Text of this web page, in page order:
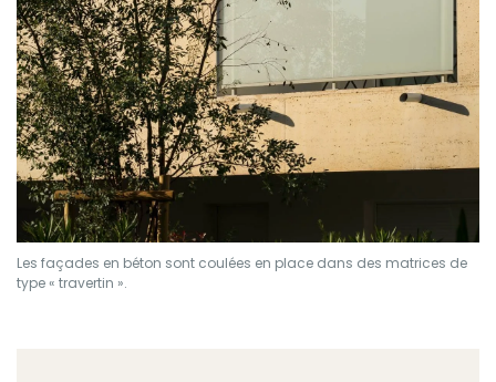
Les façades en béton sont coulées en place dans des matrices de
type « travertin ».